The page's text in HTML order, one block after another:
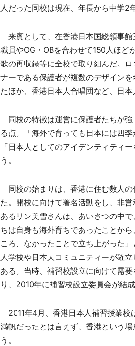
人だった同校は現在、年長から中学2
来賓として、在香港日本国総領事館
職員やOG・OBを合わせて150人ほど
歌の再収録等に全校で取り組んだ。
ナーである保護者が複数のデザイン
たほか、香港日本人合唱団など、日
同校の特徴は運営に保護者たちが強
る点。「海外で育っても日本には四
「日本人としてのアイデンティティ
う。
同校の始まりは、香港に住む数人の
た。開校に向けて署名活動をし、非
あるリン美雪さんは、あいさつの中
ちは自身も海外育ちであったことか
ころ、なかったことで立ち上がった
人学校や日本人コミュニティーが確
ある。当時、補習校設立に向けて需
り、2010年に補習校設立委員会が結成
2011年4月、香港日本人補習授業校
満帆だったとは言えず、香港という
う。